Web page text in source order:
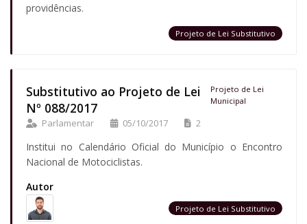
providências.
Projeto de Lei Substitutivo
Substitutivo ao Projeto de Lei
Nº 088/2017
Projeto de Lei
Municipal
Parlamentar 05/10/2017 2
Institui no Calendário Oficial do Município o Encontro
Nacional de Motociclistas.
Autor
Projeto de Lei Substitutivo